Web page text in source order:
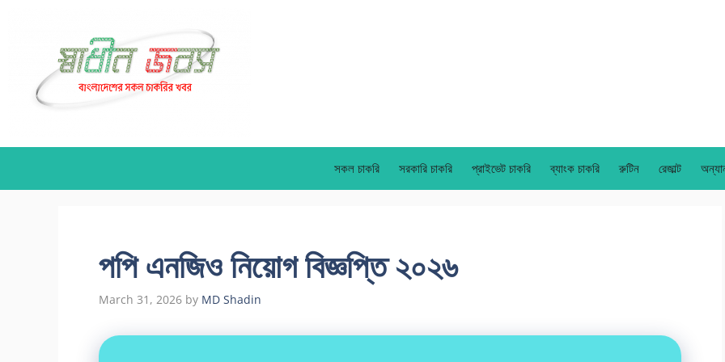
সকল চাকরি সরকারি চাকরি প্রাইভেট চাকরি ব্যাংক চাকরি রুটিন রেজাল্ট
পপি এনজিও নিয়োগ বিজ্ঞপ্তি ২০২৬
March 31, 2026 by MD Shadin